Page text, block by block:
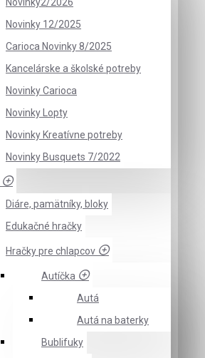
Novinky 12/2025
Carioca Novinky 8/2025
Kancelárske a školské potreby
Novinky Carioca
Novinky Lopty
Novinky Kreatívne potreby
Novinky Busquets 7/2022
Diáre, pamätníky, bloky
Edukačné hračky
Hračky pre chlapcov
Autíčka
Autá
Autá na baterky
Bublifuky